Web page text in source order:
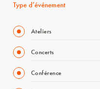
Type d’événement
Ateliers
Concerts
Conférence